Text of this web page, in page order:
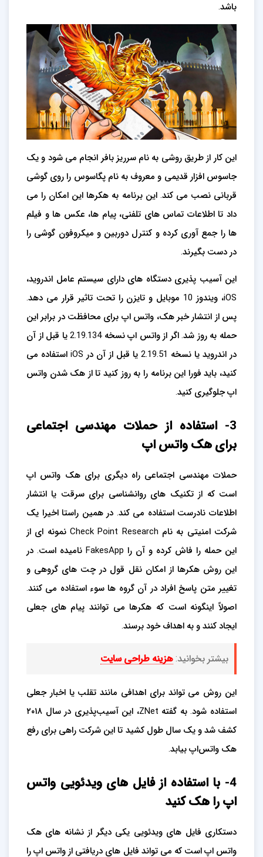
باشد.
این کار از طریق روشی به نام سرریز بافر انجام می شود و یک
جاسوس افزار قدیمی و معروف به نام پگاسوس را روی گوشی
قربانی نصب می کند. این برنامه به هکرها این امکان را می
داد تا اطلاعات تماس های تلفنی، پیام ها، عکس ها و فیلم
ها را جمع آوری کرده و کنترل دوربین و میکروفون گوشی را
در دست بگیرند.
این آسیب پذیری دستگاه های دارای سیستم عامل اندروید،
iOS، ویندوز 10 موبایل و تایزن را تحت تاثیر قرار می دهد.
پس از انتشار خبر هک، واتس اپ برای محافظت در برابر این
حمله به روز شد. اگر از واتس اپ نسخه 2.19.134 یا قبل از آن
در اندروید یا نسخه 2.19.51 یا قبل از آن در iOS استفاده می
کنید، باید فورا این برنامه را به روز کنید تا از هک شدن واتس
اپ جلوگیری کنید.
3- استفاده از حملات مهندسی اجتماعی
برای هک واتس اپ
حملات مهندسی اجتماعی راه دیگری برای هک واتس اپ
است که از تکنیک های روانشناسی برای سرقت یا انتشار
اطلاعات نادرست استفاده می کند. در همین راستا اخیرا یک
شرکت امنیتی به نام Check Point Research نمونه ای از
این حمله را فاش کرده و آن را FakesApp نامیده است. در
این روش هکرها از امکان نقل قول در چت های گروهی و
تغییر متن پاسخ افراد در آن گروه ها سوء استفاده می کنند.
اصولاً اینگونه است که هکرها می توانند پیام های جعلی
ایجاد کنند و به اهداف خود برسند.
بیشتر بخوانید: هزینه طراحی سایت
این روش می تواند برای اهدافی مانند تقلب یا اخبار جعلی
استفاده شود. به گفته ZNet، این آسیب‌پذیری در سال ۲۰۱۸
کشف شد و یک سال طول کشید تا این شرکت راهی برای رفع
هک واتس‌اپ بیابد.
4- با استفاده از فایل های ویدئویی واتس
اپ را هک کنید
دستکاری فایل های ویدئویی یکی دیگر از نشانه های هک
واتس اپ است که می تواند فایل های دریافتی از واتس اپ را